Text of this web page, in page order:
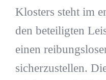
Klosters steht im
den beteiligten
einen
sicherzustellen.